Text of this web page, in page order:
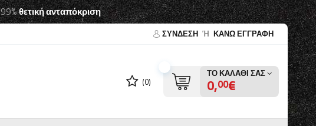
99%θετική ανταπόκριση
ΣΎΝΔΕΣΗ Ή ΚΑΝΩ ΕΓΓΡΑΦΗ
(0)
ΤΟ ΚΑΛΆΘΙ ΣΑΣ
0,00€